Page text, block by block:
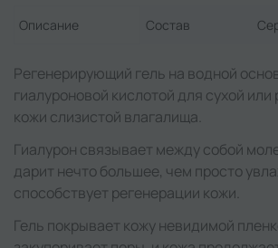
Описание Состав
Регенерирующий гель на водной
гиалуроновой кислотой для сухой
кожи слизистой влагалища.
Гиалурон связывает между собой
дарит нечто большее, чем просто
способствует регенерации кожи.
Гель покрывает кожу невидимой